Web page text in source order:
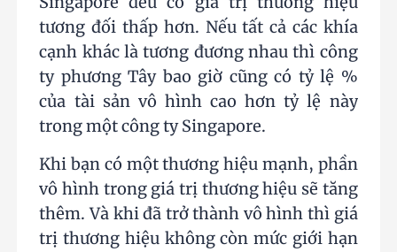
tương đối thấp hơn. Nếu tất cả các khía
cạnh khác là tương đương nhau thì công
ty phương Tây bao giờ cũng có tỷ lệ %
của tài sản vô hình cao hơn tỷ lệ này
trong một công ty Singapore.
Khi bạn có một thương hiệu mạnh, phần
vô hình trong giá trị thương hiệu sẽ tăng
thêm. Và khi đã trở thành vô hình thì giá
trị thương hiệu không còn mức giới hạn